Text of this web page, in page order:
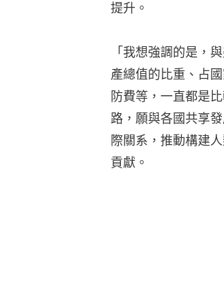
提升。
「我想強調的是，
產總值的比重、占
防費等，一直都是
路，願與各國共享
際關系，推動構建
貢獻。